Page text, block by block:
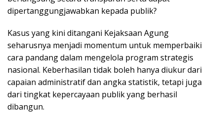
dipertanggungjawabkan kepada publik?
Kasus yang kini ditangani Kejaksaan Agung
seharusnya menjadi momentum untuk memperbaiki
cara pandang dalam mengelola program strategis
nasional. Keberhasilan tidak boleh hanya diukur dari
capaian administratif dan angka statistik, tetapi juga
dari tingkat kepercayaan publik yang berhasil
dibangun.